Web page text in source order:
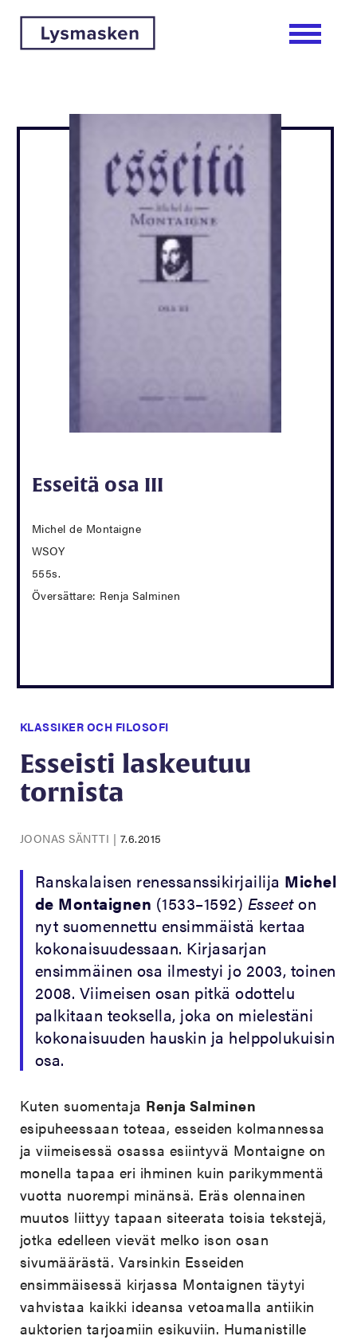
Esseitä osa III
Michel de Montaigne
WSOY
555s.
Översättare: Renja Salminen
KLASSIKER OCH FILOSOFI
Esseisti laskeutuu
tornista
JOONAS SÄNTTI | 7.6.2015
Ranskalaisen renessanssikirjailija Michel
de Montaignen (1533–1592) Esseeton
nyt suomennettu ensimmäistä kertaa
kokonaisuudessaan. Kirjasarjan
ensimmäinen osa ilmestyi jo 2003, toinen
2008. Viimeisen osan pitkä odottelu
palkitaan teoksella, joka on mielestäni
kokonaisuuden hauskin ja helppolukuisin
osa.
Kuten suomentaja Renja Salminen
esipuheessaan toteaa, esseiden kolmannessa
ja viimeisessä osassa esiintyvä Montaigne on
monella tapaa eri ihminen kuin parikymmentä
vuotta nuorempi minänsä. Eräs olennainen
muutos liittyy tapaan siteerata toisia tekstejä,
jotka edelleen vievät melko ison osan
sivumäärästä. Varsinkin Esseiden
ensimmäisessä kirjassa Montaignen täytyi
vahvistaa kaikki ideansa vetoamalla antiikin
auktorien tarjoamiin esikuviin. Humanistille